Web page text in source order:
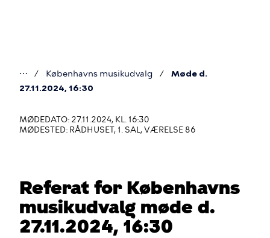
Du
her
⋯ Københavns musikudvalg
Møde d.
27.11.2024, 16:30
MØDEDATO: 27.11.2024, KL. 16:30
MØDESTED: RÅDHUSET, 1. SAL, VÆRELSE 86
Referat for Københavns
musikudvalg møde d.
27.11.2024, 16:30